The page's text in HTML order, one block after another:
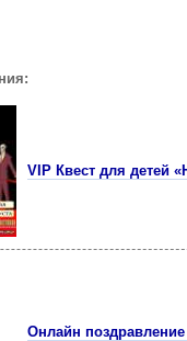
VIP Квест для детей
Онлайн